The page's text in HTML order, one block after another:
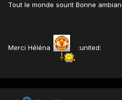
Tout le monde sourit Bonne
Merci Héléna :united: